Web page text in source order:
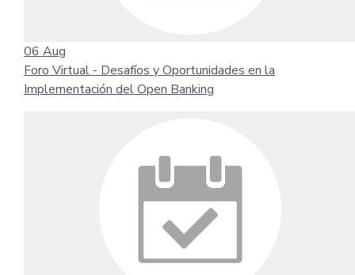
06 Aug
Foro Virtual - Desafíos y Oportunidades en la
Implementación del Open Banking